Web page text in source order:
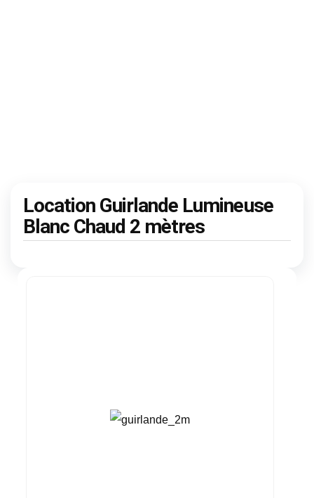
Location Guirlande Lumineuse
Blanc Chaud 2 mètres